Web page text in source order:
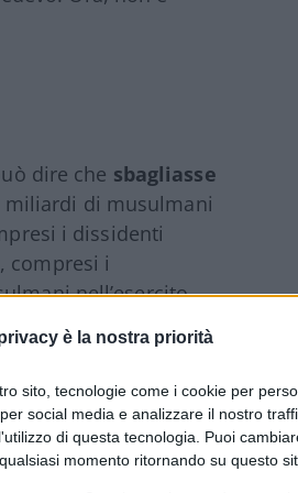
è la nostra priorità
sito, tecnologie come i cookie per
social media e analizzare il nostro
di questa tecnologia. Puoi
momento ritornando su questo
dire che sbagliasse
miliardi di musulmani
i dissidenti
, compresi i
nell’esercito
in dichiarazioni
jihadista:
ucciso dall’Islam